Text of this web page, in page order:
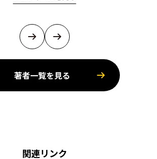
著者一覧を見る
関連リンク